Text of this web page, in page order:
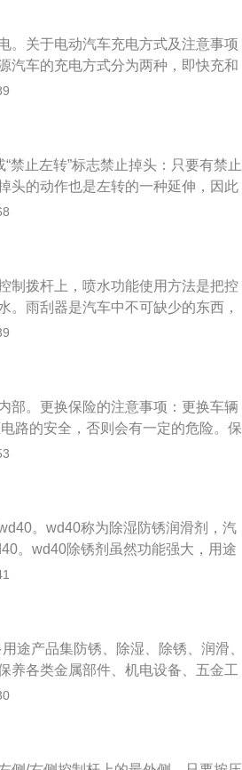
、车的表面等。天然橡胶在wd40长
一些蜡涂层。当塑料中的薄透明聚碳
而产生破裂或裂纹。
。关于电动汽车充电方式及注意事项
汽车的充电方式分为两种，即快充和
大功率直流充电，大多数支持快充的
温暴晒后不可立即充电。下雨伴随打
事故。新能源汽车充电时不建议开车
禁止左转”标志禁止掉头：只要有禁止
头的动作也是左转的一种延伸，因此
也禁止掉头。斑马线处禁止掉头：斑
是在最左侧车道，如果没有允许左
车道线内禁止掉头：当车辆停在第二
示标志的情况下，车辆只能在最内侧
在黄色实线处掉头。即使有允许掉头
头。高速公路上禁止掉头：在高速
道出口驶离高速，切勿心存侥幸违
制拨杆上，喷水功能使用方法是把控
。雨刮器是汽车中不可缺少的东西，
尘土，对于行车安全具有重要作用。
自电动机，其是整个雨刮器系统的
部。更换保险的注意事项：更换车辆
路的安全，否则会有一定的危险。保
丝盒、汽车保险丝盒。保险丝盒通用
用保险丝的电流大小，保险丝的尺寸
配套的线材就要选用较大号的线材，
。 。wd40称为除湿防锈润滑剂，汽
。wd40除锈剂虽然功能强大，用途
材是不良影响。wd40的具体作用：清
因此可让电子系统快速干燥，防止因
合的铁锈，解开粘连、冻塞或生锈的
，并牢牢附着在可转动的零件上。保
以防湿气与其它腐蚀因素侵袭。
途产品集防锈、除湿、除锈、润滑、
养各类金属部件、机电设备、五金工
属制品多用途保养剂，能解决金属制